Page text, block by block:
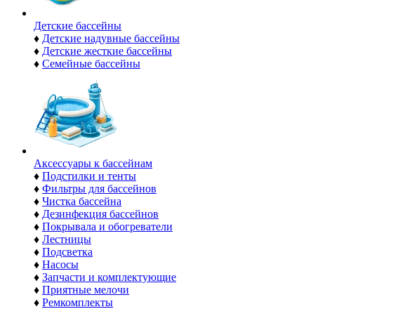
Детские бассейны
♦ Детские надувные бассейны
♦ Детские жесткие бассейны
♦ Семейные бассейны
Аксессуары к бассейнам
♦ Подстилки и тенты
♦ Фильтры для бассейнов
♦ Чистка бассейна
♦ Дезинфекция бассейнов
♦ Покрывала и обогреватели
♦ Лестницы
♦ Подсветка
♦ Насосы
♦ Запчасти и комплектующие
♦ Приятные мелочи
♦ Ремкомплекты